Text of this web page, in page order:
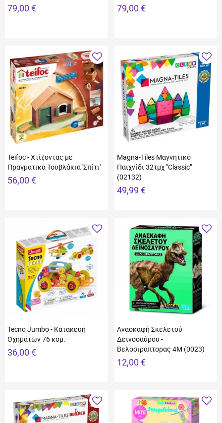
79,00 € 79,00 €
Teifoc - Χτίζοντας με
Πραγματικά Τουβλάκια 'Σπίτι'
56,00 €
Magna-Tiles Μαγνητικό
Παιχνίδι 32τμχ "Classic"
(02132)
49,99 €
Tecno Jumbo - Κατακευή
Οχημάτων 76 κομ.
36,00 €
Ανασκαφή Σκελετού
Δεινοσαύρου -
Βελοσιράπτορας 4M (0023)
12,00 €